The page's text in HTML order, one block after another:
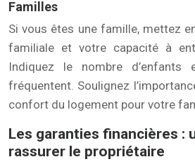
Familles
Si vous êtes une famille, mettez
familiale et votre capacité à
Indiquez le nombre d’enfants
fréquentent. Soulignez
confort du logement pour votre
Les garanties financières :
rassurer le propriétaire